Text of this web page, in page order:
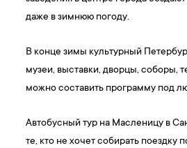
даже в зимнюю погоду.
В конце зимы культурный
музеи, выставки, дворцы, соборы,
можно составить программу под
Автобусный тур на Масленицу в
те, кто не хочет собирать поездку